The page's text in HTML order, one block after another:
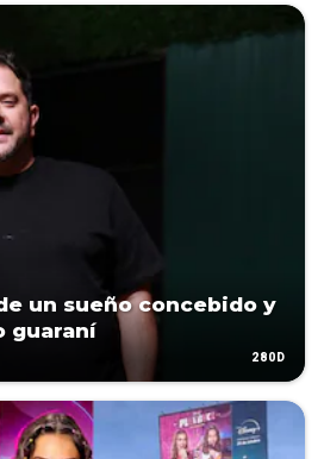
un sueño concebido y
guaraní
280D